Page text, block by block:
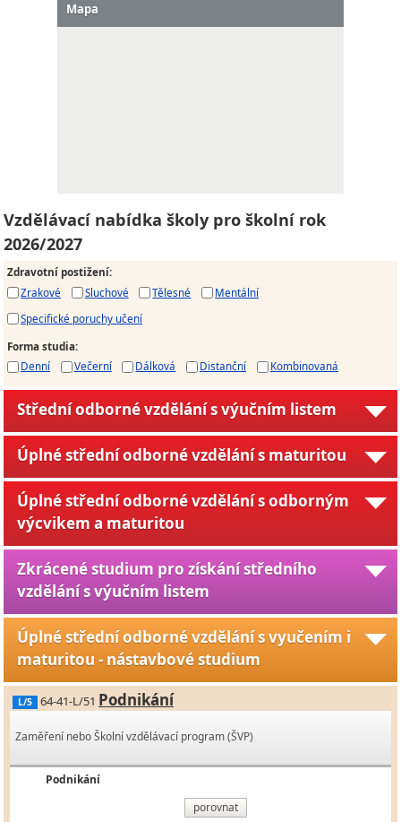
Mapa
Vzdělávací nabídka školy pro školní rok
2026/2027
Zdravotní postižení:
Zrakové
Sluchové Tělesné
Mentální
Specifické poruchy učení
Forma studia:
Denní
Večerní Dálková Distanční Kombinovaná
Střední odborné vzdělání s výučním listem
Úplné střední odborné vzdělání s maturitou
Úplné střední odborné vzdělání s odborným
výcvikem a maturitou
Zkrácené studium pro získání středního
vzdělání s výučním listem
Úplné střední odborné vzdělání s vyučením i
maturitou - nástavbové studium
L/5 64-41-L/51 Podnikání
Zaměření nebo Školní vzdělávací program (ŠVP)
Podnikání
porovnat